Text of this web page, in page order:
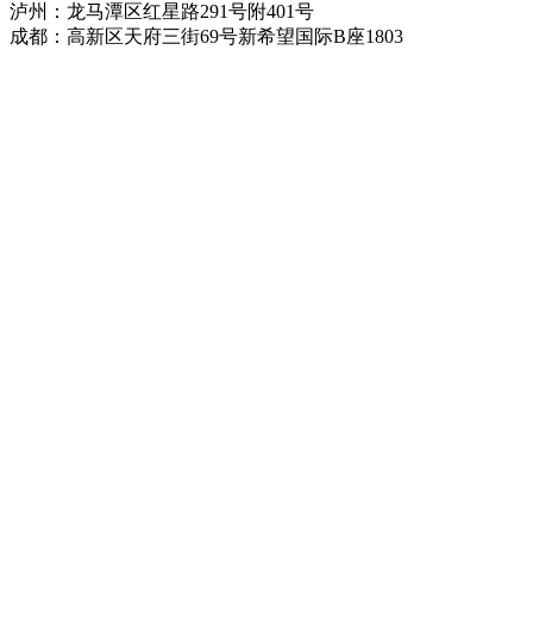
泸州：龙马潭区红星路291号附401号
成都：高新区天府三街69号新希望国际B座1803